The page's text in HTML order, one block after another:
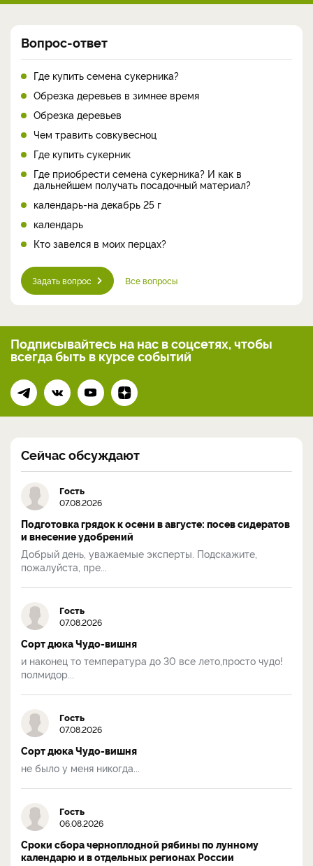
Вопрос-ответ
Где купить семена сукерника?
Обрезка деревьев в зимнее время
Обрезка деревьев
Чем травить совкувесноц
Где купить сукерник
Где приобрести семена сукерника? И как в
дальнейшем получать посадочный материал?
календарь-на декабрь 25 г
календарь
Кто завелся в моих перцах?
Задать вопрос Все вопросы
Подписывайтесь на нас в соцсетях, чтобы
всегдабыть в курсе событий
Сейчас обсуждают
Гость
07.08.2026
Подготовка грядок к осени в августе: посев сидератов
и внесение удобрений
Добрый день, уважаемые эксперты. Подскажите,
пожалуйста, пре...
Гость
07.08.2026
Сорт дюка Чудо-вишня
и наконец то температура до 30 все лето,просто чудо!
полмидор...
Гость
07.08.2026
Сорт дюка Чудо-вишня
не было у меня никогда...
Гость
06.08.2026
Сроки сбора черноплодной рябины по лунному
календарю и в отдельных регионах России